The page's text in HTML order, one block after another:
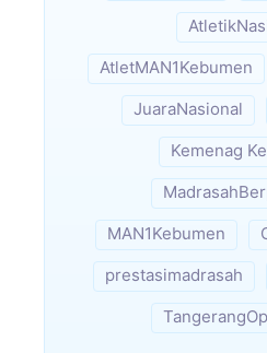
AtletMAN1Kebumen
JuaraNasional
Kemenag
MAN1Kebumen
prestasimadrasah